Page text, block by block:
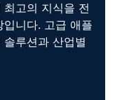
고의 지식을 전
니다. 고급 애플
루션과 산업별